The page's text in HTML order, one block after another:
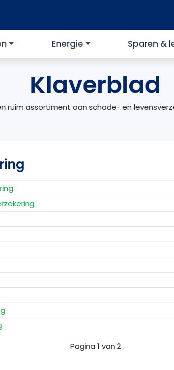
Energie Sparen &
Klaverblad
ruim assortiment aan schade- en
Pagina 1 van 2